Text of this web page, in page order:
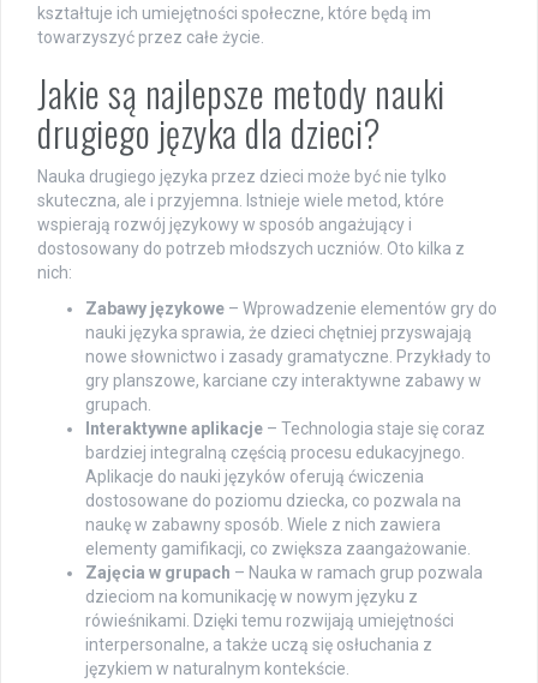
kształtuje ich umiejętności społeczne, które będą im
towarzyszyć przez całe życie.
Jakie są najlepsze metody nauki
drugiego języka dla dzieci?
Nauka drugiego języka przez dzieci może być nie tylko
skuteczna, ale i przyjemna. Istnieje wiele metod, które
wspierają rozwój językowy w sposób angażujący i
dostosowany do potrzeb młodszych uczniów. Oto kilka z
nich:
Zabawy językowe – Wprowadzenie elementów gry do
nauki języka sprawia, że dzieci chętniej przyswajają
nowe słownictwo i zasady gramatyczne. Przykłady to
gry planszowe, karciane czy interaktywne zabawy w
grupach.
Interaktywne aplikacje – Technologia staje się coraz
bardziej integralną częścią procesu edukacyjnego.
Aplikacje do nauki języków oferują ćwiczenia
dostosowane do poziomu dziecka, co pozwala na
naukę w zabawny sposób. Wiele z nich zawiera
elementy gamifikacji, co zwiększa zaangażowanie.
Zajęcia w grupach – Nauka w ramach grup pozwala
dzieciom na komunikację w nowym języku z
rówieśnikami. Dzięki temu rozwijają umiejętności
interpersonalne, a także uczą się osłuchania z
językiem w naturalnym kontekście.